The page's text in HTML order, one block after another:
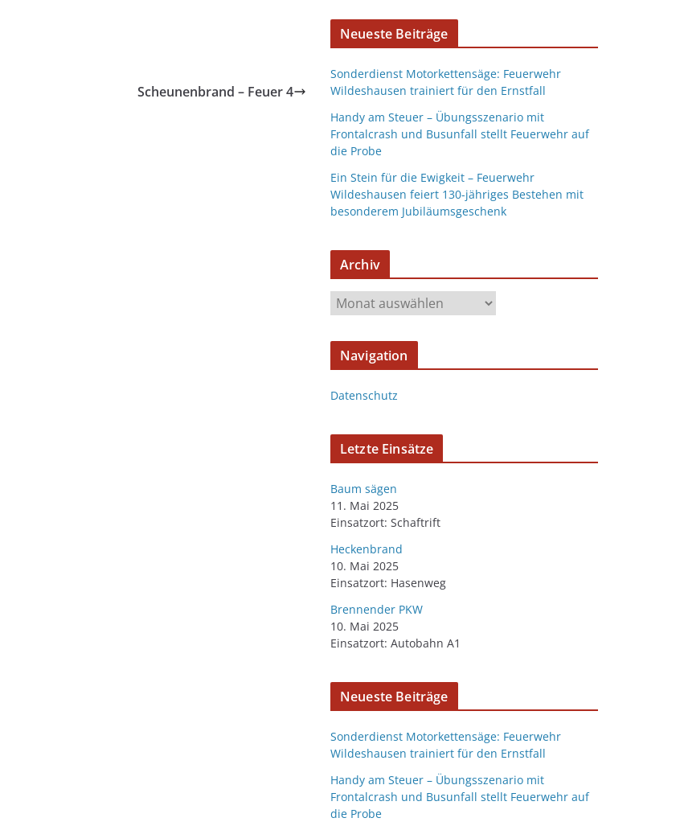
Scheunenbrand – Feuer 4
Neueste Beiträge
Sonderdienst Motorkettensäge: Feuerwehr
Wildeshausen trainiert für den Ernstfall
Handy am Steuer – Übungsszenario mit
Frontalcrash und Busunfall stellt Feuerwehr auf
die Probe
Ein Stein für die Ewigkeit – Feuerwehr
Wildeshausen feiert 130-jähriges Bestehen mit
besonderem Jubiläumsgeschenk
Archiv
Navigation
Datenschutz
Letzte Einsätze
Baum sägen
11. Mai 2025
Einsatzort: Schaftrift
Heckenbrand
10. Mai 2025
Einsatzort: Hasenweg
Brennender PKW
10. Mai 2025
Einsatzort: Autobahn A1
Neueste Beiträge
Sonderdienst Motorkettensäge: Feuerwehr
Wildeshausen trainiert für den Ernstfall
Handy am Steuer – Übungsszenario mit
Frontalcrash und Busunfall stellt Feuerwehr auf
die Probe